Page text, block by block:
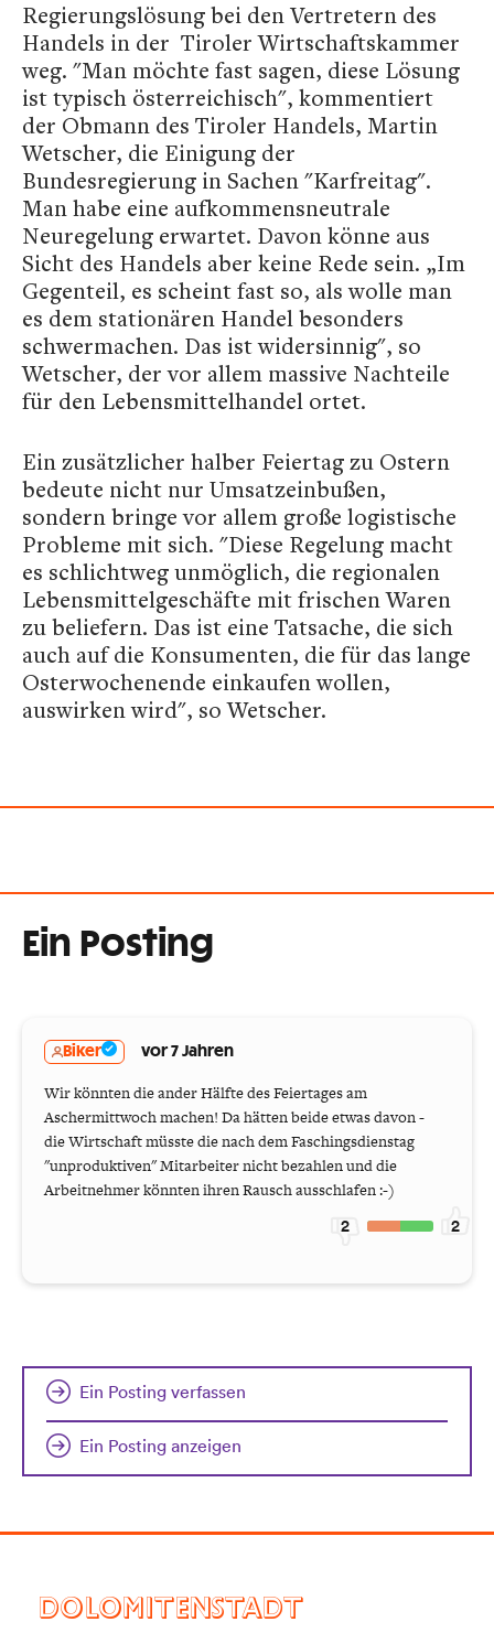
Regierungslösung bei den Vertretern des
Handels in der Tiroler Wirtschaftskammer
weg. "Man möchte fast sagen, diese Lösung
ist typisch österreichisch", kommentiert
der Obmann des Tiroler Handels, Martin
Wetscher, die Einigung der
Bundesregierung in Sachen "Karfreitag".
Man habe eine aufkommensneutrale
Neuregelung erwartet. Davon könne aus
Sicht des Handels aber keine Rede sein. „Im
Gegenteil, es scheint fast so, als wolle man
es dem stationären Handel besonders
schwermachen. Das ist widersinnig", so
Wetscher, der vor allem massive Nachteile
für den Lebensmittelhandel ortet.
Ein zusätzlicher halber Feiertag zu Ostern
bedeute nicht nur Umsatzeinbußen,
sondern bringe vor allem große logistische
Probleme mit sich. "Diese Regelung macht
es schlichtweg unmöglich, die regionalen
Lebensmittelgeschäfte mit frischen Waren
zu beliefern. Das ist eine Tatsache, die sich
auch auf die Konsumenten, die für das lange
Osterwochenende einkaufen wollen,
auswirken wird", so Wetscher.
Ein Posting
Biker vor 7 Jahren
Wir könnten die ander Hälfte des Feiertages am
Aschermittwoch machen! Da hätten beide etwas davon -
die Wirtschaft müsste die nach dem Faschingsdienstag
"unproduktiven" Mitarbeiter nicht bezahlen und die
Arbeitnehmer könnten ihren Rausch ausschlafen :-)
2 2
Ein Posting verfassen
Ein Posting anzeigen
DOLOMITENSTADT